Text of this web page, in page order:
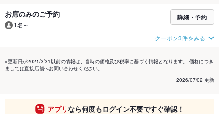
お席のみのご予約
1名～
詳細・予約
クーポン3件をみる
※更新日が2021/3/31以前の情報は、当時の価格及び税率に基づく情報となります。 価格につき
ましては直接店舗へお問い合わせください。
2026/07/02 更新
アプリなら何度もログイン不要ですぐ確認！